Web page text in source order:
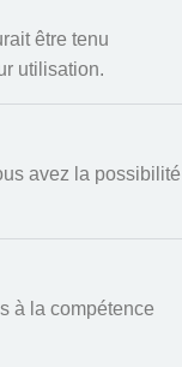
être tenu
utilisation.
avez la
à la compétence